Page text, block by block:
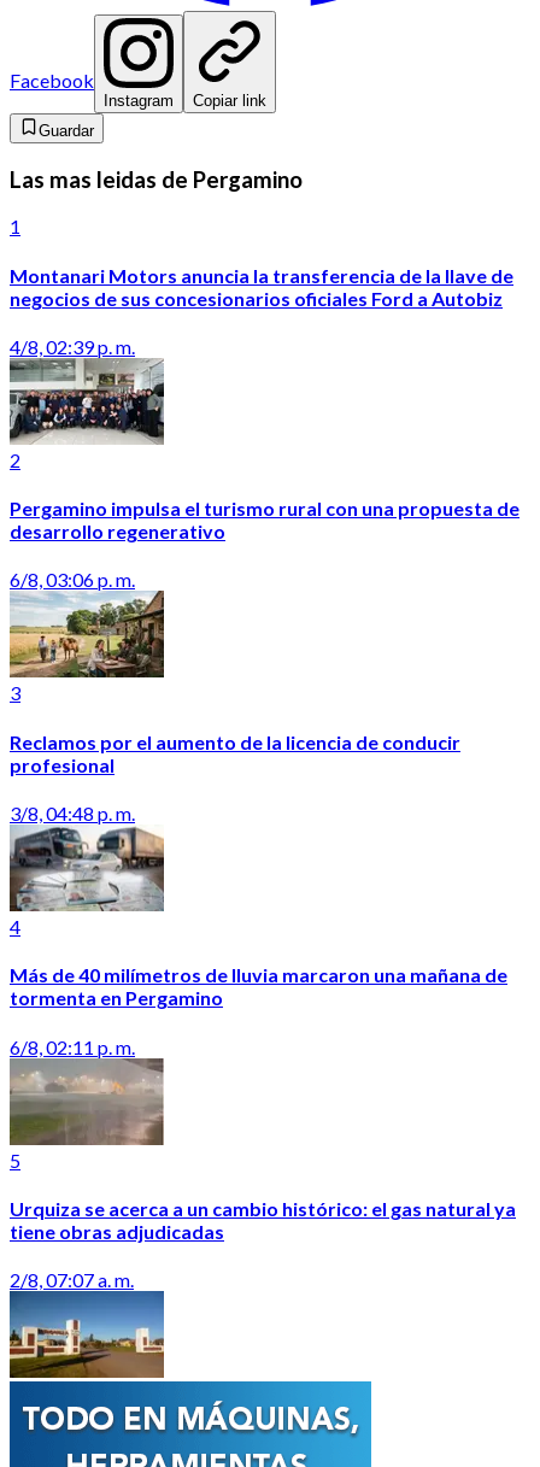
Facebook
Instagram
Copiar link
Guardar
Las mas leidas de Pergamino
1
Montanari Motors anuncia la transferencia de la llave de
negocios de sus concesionarios oficiales Ford a Autobiz
4/8, 02:39 p. m.
2
Pergamino impulsa el turismo rural con una propuesta de
desarrollo regenerativo
6/8, 03:06 p. m.
3
Reclamos por el aumento de la licencia de conducir
profesional
3/8, 04:48 p. m.
4
Más de 40 milímetros de lluvia marcaron una mañana de
tormenta en Pergamino
6/8, 02:11 p. m.
5
Urquiza se acerca a un cambio histórico: el gas natural ya
tiene obras adjudicadas
2/8, 07:07 a. m.